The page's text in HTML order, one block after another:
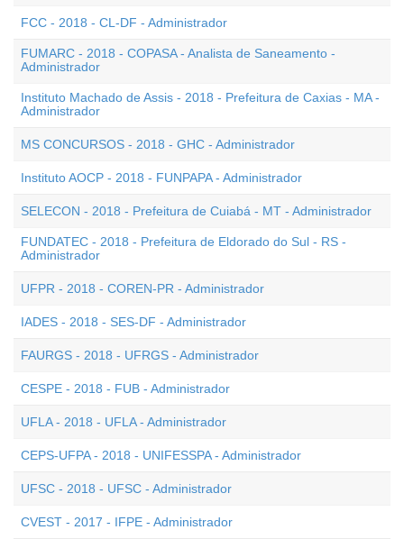
FCC - 2018 - CL-DF - Administrador
FUMARC - 2018 - COPASA - Analista de Saneamento -
Administrador
Instituto Machado de Assis - 2018 - Prefeitura de Caxias - MA -
Administrador
MS CONCURSOS - 2018 - GHC - Administrador
Instituto AOCP - 2018 - FUNPAPA - Administrador
SELECON - 2018 - Prefeitura de Cuiabá - MT - Administrador
FUNDATEC - 2018 - Prefeitura de Eldorado do Sul - RS -
Administrador
UFPR - 2018 - COREN-PR - Administrador
IADES - 2018 - SES-DF - Administrador
FAURGS - 2018 - UFRGS - Administrador
CESPE - 2018 - FUB - Administrador
UFLA - 2018 - UFLA - Administrador
CEPS-UFPA - 2018 - UNIFESSPA - Administrador
UFSC - 2018 - UFSC - Administrador
CVEST - 2017 - IFPE - Administrador